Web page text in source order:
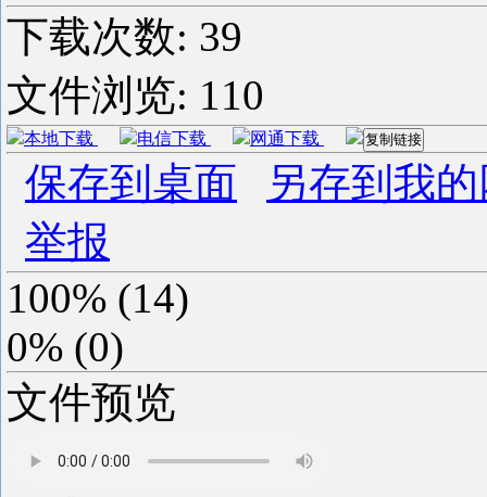
下载次数: 39
文件浏览: 110
本地下载 电信下载 网通下载 复制链接
保存到桌面
另存到我
举报
100% (14)
0% (0)
文件预览